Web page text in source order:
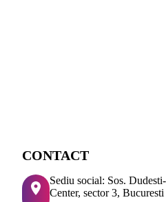
CONTACT
Sediu social: Sos.
Center, sector 3, Bucuresti